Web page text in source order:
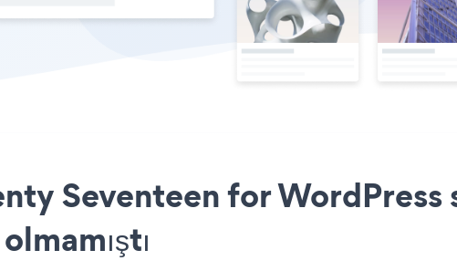
Seventeen for WordPress